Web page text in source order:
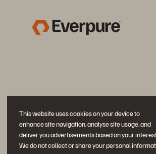
This website uses cookies on your device to
enhance site navigation, analyse site usage, and
deliver you advertisements based on your
We do not collect or share your personal